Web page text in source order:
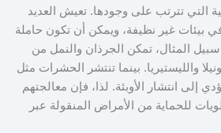
التي تترتب على وجودها. تعيش العديد
بيئات غير نظيفة، ويمكن أن تكون حاملة
المثال، تمكن الجرذان والنمل من
والليستيريا. بينما تنتشر الحشرات مثل
إلى انتشار الأوبئة. لذا، فإن معالجتهم
للحماية من الأمراض المنقولة عبر